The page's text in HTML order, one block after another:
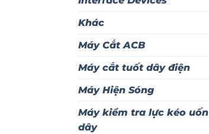
Khác
Máy Cắt ACB
Máy cắt tuốt dây điện
Máy Hiện Sóng
Máy kiểm tra lực kéo uốn
dây